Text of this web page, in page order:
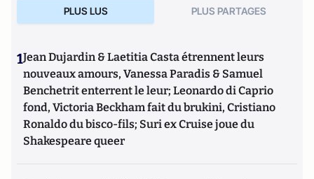
PLUS LUS PLUS PARTAGES
1Jean Dujardin & Laetitia Casta étrennent leurs
nouveaux amours, Vanessa Paradis & Samuel
Benchetrit enterrent le leur; Leonardo di Caprio
fond, Victoria Beckham fait du brukini, Cristiano
Ronaldo du bisco-fils; Suri ex Cruise joue du
Shakespeare queer